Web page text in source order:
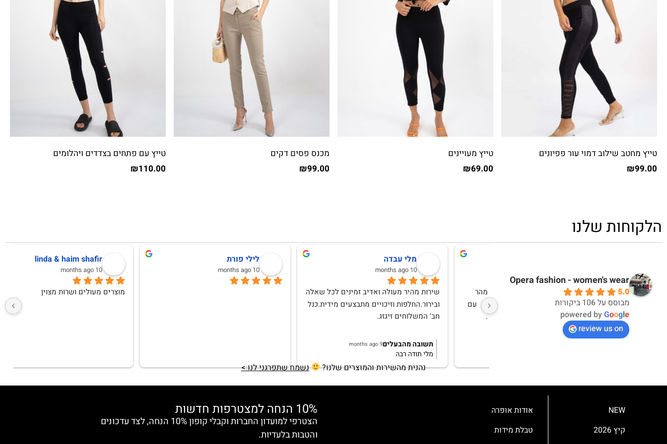
טייץ מחטב שילוב דמוי עור פפיונים
₪99.00
טייץ מעויינים
₪69.00
מכנס פסים דקים
₪99.00
טייץ עם פתחים בצדדים ויהלומים
₪110.00
הלקוחות שלנו
Opera fashion - women's wear
5.0
מבוסס על 106 ביקורות
powered byGoogle
review us on
אחלה חוויית קנייה ואחלה מוצרים
אילנה וגמן Anat Weksler
אהבתי וללא ספק אחזור לרכוש
לימור אפרת
שרות מדהים ,תודה
נהנית מהשירות והמוצרים שלנו? נשמח שתפרגני לנו >
NEW
קיץ 2026
אודות אופרה
טבלת מידות
10% הנחה למצטרפות חדשות
הצטרפי למועדון החברות וקבלי קופון 10% הנחה, לצד עדכונים
והטבות בלעדיות.